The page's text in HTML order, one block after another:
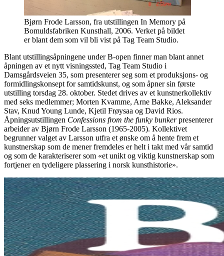
Bjørn Frode Larsson, fra utstillingen In Memory på
Bomuldsfabriken Kunsthall, 2006. Verket på bildet
er blant dem som vil bli vist på Tag Team Studio.
Blant utstillingsåpningene under B-open finner man blant annet
åpningen av et nytt visningssted, Tag Team Studio i
Damsgårdsveien 35, som presenterer seg som et produksjons- og
formidlingskonsept for samtidskunst, og som åpner sin første
utstilling torsdag 28. oktober. Stedet drives av et kunstnerkollektiv
med seks medlemmer; Morten Kvamme, Arne Bakke, Aleksander
Stav, Knud Young Lunde, Kjetil Frøysaa og David Rios.
Åpningsutstillingen Confessions from the funky bunkerpresenterer
arbeider av Bjørn Frode Larsson (1965-2005). Kollektivet
begrunner valget av Larsson utfra et ønske om å hente frem et
kunstnerskap som de mener fremdeles er helt i takt med vår samtid
og som de karakteriserer som «et unikt og viktig kunstnerskap som
fortjener en tydeligere plassering i norsk kunsthistorie».